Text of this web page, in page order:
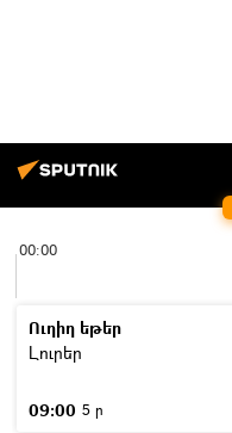
00:00
Ուղիղ եթեր
Լուրեր
09:00 5 ր